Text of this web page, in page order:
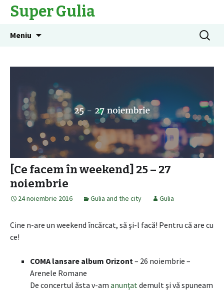
Super Gulia
Meniu
Caută
după:
[Ce facem în weekend] 25 – 27
noiembrie
24 noiembrie 2016 Gulia and the city Gulia
Cine n-are un weekend încărcat, să şi-l facă! Pentru că are cu
ce!
COMA lansare album Orizont– 26 noiembrie –
Arenele Romane
De concertul ăsta v-am anunţatdemult şi vă spuneam